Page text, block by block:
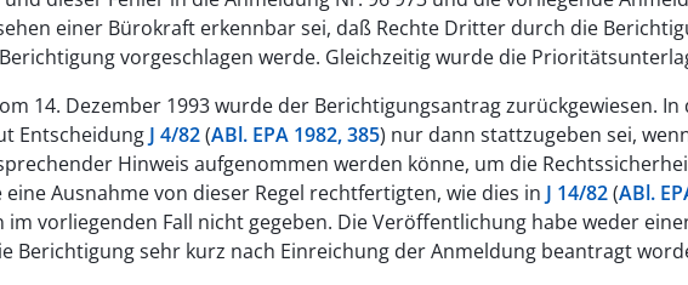
einer Bürokraft erkennbar sei, daß Rechte Dritter durch die
vorgeschlagen werde. Gleichzeitig wurde die
14. Dezember 1993 wurde der Berichtigungsantrag zurückgewiesen.
Entscheidung J 4/82(ABl. EPA 1982, 385) nur dann stattzugeben sei,
Hinweis aufgenommen werden könne, um die
Ausnahme von dieser Regel rechtfertigten, wie dies in J 14/82(ABl.
im vorliegenden Fall nicht gegeben. Die Veröffentlichung habe weder
Berichtigung sehr kurz nach Einreichung der Anmeldung beantragt